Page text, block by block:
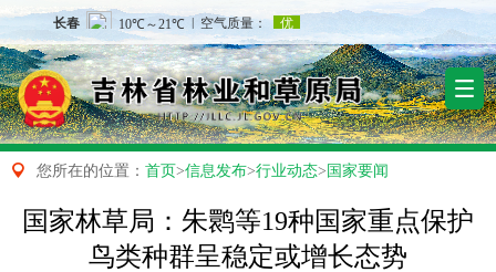
 您所在的位置： 首页>信息发布>行业动态> 国家要闻
国家林草局：朱鹮等19种国家重点保护
鸟类种群呈稳定或增长态势